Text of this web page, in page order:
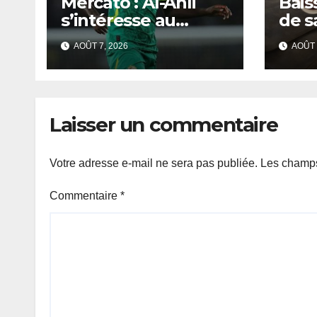
s’intéresse au
Sénégalais Pape
Guèye
AOÛT 7, 2026
de
de
Laisser un commentaire
Votre adresse e-mail ne sera pas publiée. Les
Commentaire *